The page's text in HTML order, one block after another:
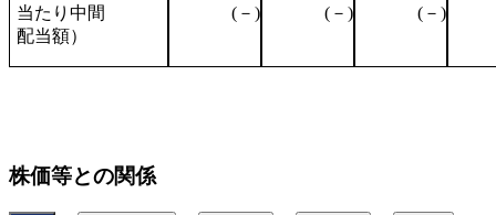
当たり中間
配当額）
(－) (－) (－)
株価等との関係